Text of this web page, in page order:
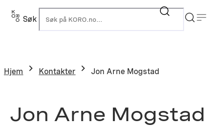
Søk
Hjem Kontakter Jon Arne Mogstad
Jon Arne Mogstad